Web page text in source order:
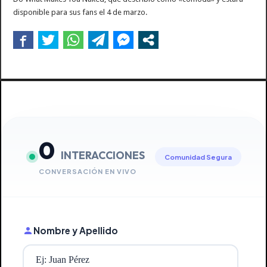
disponible para sus fans el 4 de marzo.
0 INTERACCIONES
CONVERSACIÓN EN VIVO
Comunidad Segura
Nombre y Apellido